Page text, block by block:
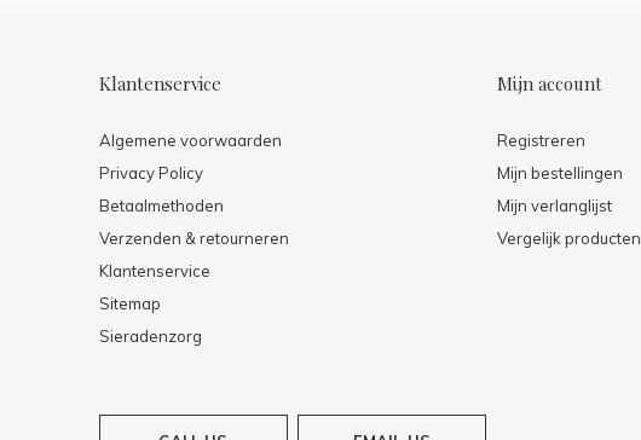
Klantenservice
Algemene voorwaarden
Privacy Policy
Betaalmethoden
Verzenden & retourneren
Klantenservice
Sitemap
Sieradenzorg
Mijn account
Registreren
Mijn bestellingen
Mijn verlanglijst
Vergelijk producten